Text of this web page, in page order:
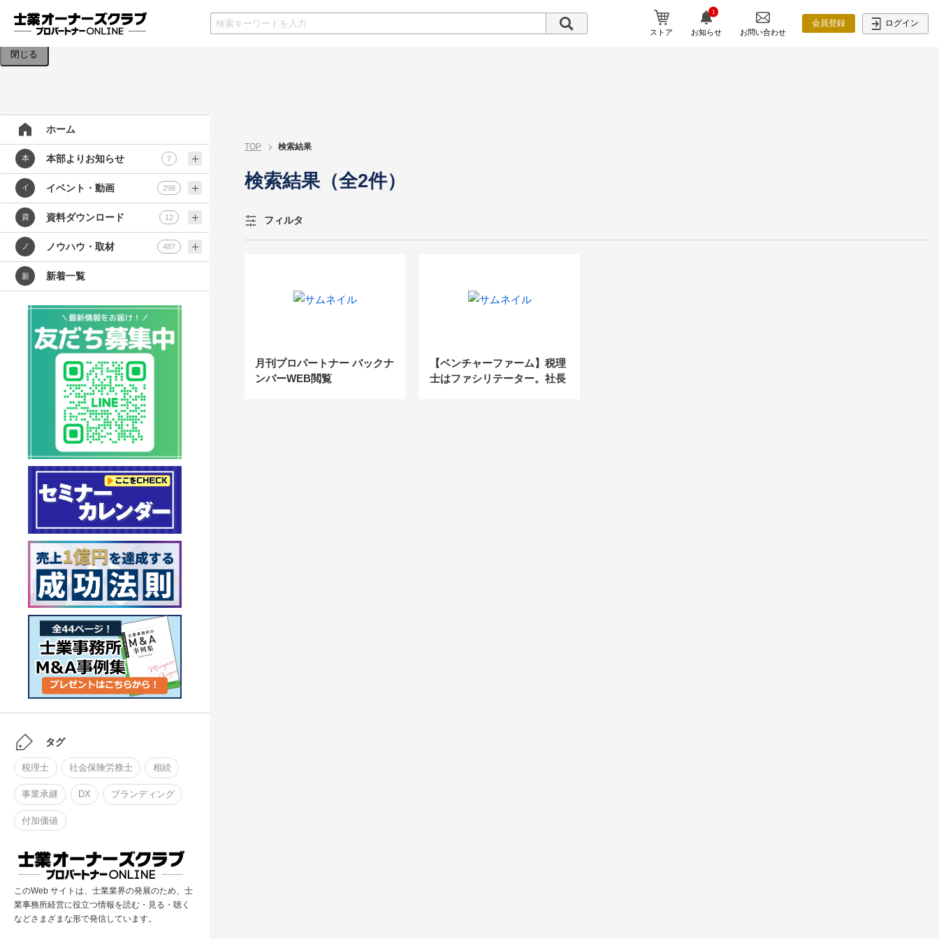
ストア
1
お知らせ お問い合わせ
会員登録 ログイン
検索条件を入力してください。
閉じる
ホーム
本 本部よりお知らせ 7
イ イベント・動画 298
資 資料ダウンロード 12
ノ ノウハウ・取材 487
新 新着一覧
タグ
税理士 社会保険労務士 相続
事業承継 DX ブランディング
付加価値
このWeb サイトは、士業業界の発展のため、士
業事務所経営に役立つ情報を読む・見る・聴く
などさまざまな形で発信しています。
TOP 検索結果
検索結果（全2件）
フィルタ
月刊プロパートナー バックナ
ンバーWEB閲覧
【ベンチャーファーム】税理
士はファシリテーター。社長